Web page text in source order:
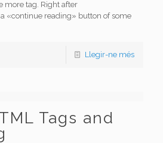
more tag. Right after
«continue reading» button of some
Llegir-ne més
Tags and